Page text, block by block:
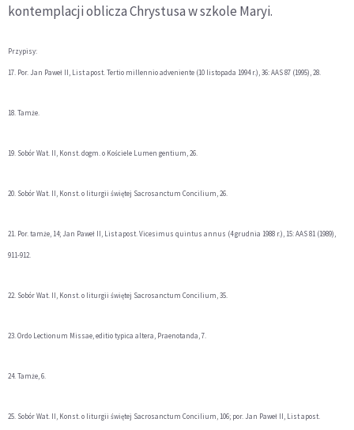
kontemplacji oblicza Chrystusa w szkole Maryi.
Przypisy:
17. Por. Jan Paweł II, List apost. Tertio millennio adveniente (10 listopada 1994 r.), 36: AAS 87 (1995), 28.
18. Tamże.
19. Sobór Wat. II, Konst. dogm. o Kościele Lumen gentium, 26.
20. Sobór Wat. II, Konst. o liturgii świętej Sacrosanctum Concilium, 26.
21. Por. tamże, 14; Jan Paweł II, List apost. Vicesimus quintus annus (4 grudnia 1988 r.), 15: AAS 81 (1989),
911-912.
22. Sobór Wat. II, Konst. o liturgii świętej Sacrosanctum Concilium, 35.
23. Ordo Lectionum Missae, editio typica altera, Praenotanda, 7.
24. Tamże, 6.
25. Sobór Wat. II, Konst. o liturgii świętej Sacrosanctum Concilium, 106; por. Jan Paweł II, List apost.